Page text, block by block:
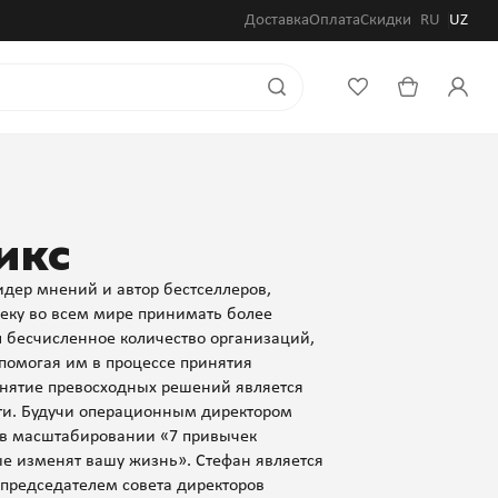
ДоставкаОплатаСкидки RU UZ
мнений и автор бестселлеров,
во всем мире принимать более
количество организаций,
им в процессе принятия
превосходных решений является
Будучи операционным директором
масштабировании «7 привычек
изменят вашу жизнь». Стефан является
совета директоров